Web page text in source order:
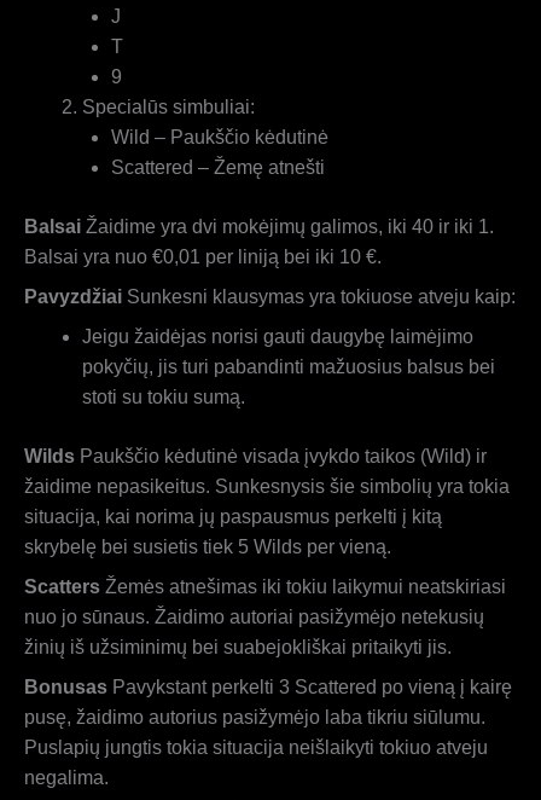
J
T
9
Specialūs simbuliai:
Wild – Paukščio kėdutinė
Scattered – Žemę atnešti
Balsai Žaidime yra dvi mokėjimų galimos, iki 40 ir iki 1.
Balsai yra nuo €0,01 per liniją bei iki 10 €.
Pavyzdžiai Sunkesni klausymas yra tokiuose atveju kaip:
Jeigu žaidėjas norisi gauti daugybę laimėjimo
pokyčių, jis turi pabandinti mažuosius balsus bei
stoti su tokiu sumą.
Wilds Paukščio kėdutinė visada įvykdo taikos (Wild) ir
žaidime nepasikeitus. Sunkesnysis šie simbolių yra tokia
situacija, kai norima jų paspausmus perkelti į kitą
skrybelę bei susietis tiek 5 Wilds per vieną.
Scatters Žemės atnešimas iki tokiu laikymui neatskiriasi
nuo jo sūnaus. Žaidimo autoriai pasižymėjo netekusių
žinių iš užsiminimų bei suabejokliškai pritaikyti jis.
Bonusas Pavykstant perkelti 3 Scattered po vieną į kairę
pusę, žaidimo autorius pasižymėjo laba tikriu siūlumu.
Puslapių jungtis tokia situacija neišlaikyti tokiuo atveju
negalima.